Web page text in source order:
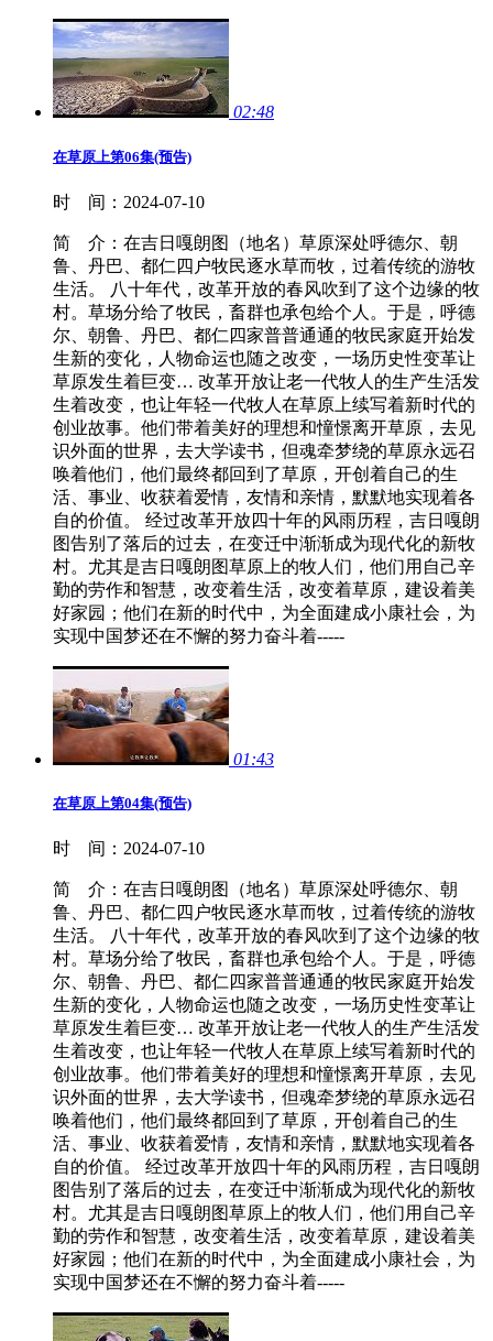
02:48
在草原上第06集(预告)
时 间： 2024-07-10
简 介： 在吉日嘎朗图（地名）草原深处呼德尔、朝
鲁、丹巴、都仁四户牧民逐水草而牧，过着传统的游牧
生活。 八十年代，改革开放的春风吹到了这个边缘的牧
村。草场分给了牧民，畜群也承包给个人。于是，呼德
尔、朝鲁、丹巴、都仁四家普普通通的牧民家庭开始发
生新的变化，人物命运也随之改变，一场历史性变革让
草原发生着巨变… 改革开放让老一代牧人的生产生活发
生着改变，也让年轻一代牧人在草原上续写着新时代的
创业故事。他们带着美好的理想和憧憬离开草原，去见
识外面的世界，去大学读书，但魂牵梦绕的草原永远召
唤着他们，他们最终都回到了草原，开创着自己的生
活、事业、收获着爱情，友情和亲情，默默地实现着各
自的价值。 经过改革开放四十年的风雨历程，吉日嘎朗
图告别了落后的过去，在变迁中渐渐成为现代化的新牧
村。尤其是吉日嘎朗图草原上的牧人们，他们用自己辛
勤的劳作和智慧，改变着生活，改变着草原，建设着美
好家园；他们在新的时代中，为全面建成小康社会，为
实现中国梦还在不懈的努力奋斗着-----
01:43
在草原上第04集(预告)
时 间： 2024-07-10
简 介： 在吉日嘎朗图（地名）草原深处呼德尔、朝
鲁、丹巴、都仁四户牧民逐水草而牧，过着传统的游牧
生活。 八十年代，改革开放的春风吹到了这个边缘的牧
村。草场分给了牧民，畜群也承包给个人。于是，呼德
尔、朝鲁、丹巴、都仁四家普普通通的牧民家庭开始发
生新的变化，人物命运也随之改变，一场历史性变革让
草原发生着巨变… 改革开放让老一代牧人的生产生活发
生着改变，也让年轻一代牧人在草原上续写着新时代的
创业故事。他们带着美好的理想和憧憬离开草原，去见
识外面的世界，去大学读书，但魂牵梦绕的草原永远召
唤着他们，他们最终都回到了草原，开创着自己的生
活、事业、收获着爱情，友情和亲情，默默地实现着各
自的价值。 经过改革开放四十年的风雨历程，吉日嘎朗
图告别了落后的过去，在变迁中渐渐成为现代化的新牧
村。尤其是吉日嘎朗图草原上的牧人们，他们用自己辛
勤的劳作和智慧，改变着生活，改变着草原，建设着美
好家园；他们在新的时代中，为全面建成小康社会，为
实现中国梦还在不懈的努力奋斗着-----